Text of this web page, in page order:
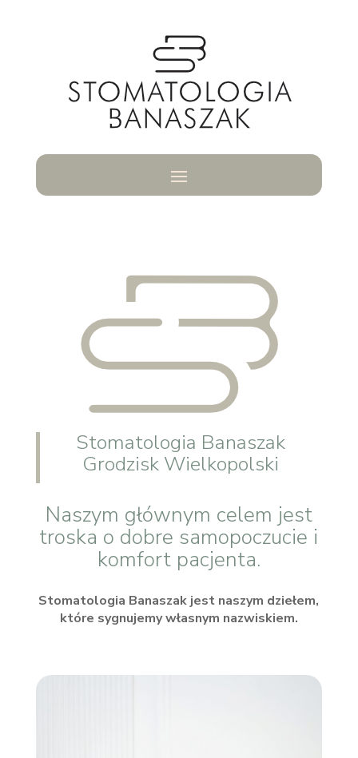
Stomatologia Banaszak
Grodzisk Wielkopolski
Naszym głównym celem jest
troska o dobre samopoczucie i
komfort pacjenta.
Stomatologia Banaszak jest naszym dziełem,
które sygnujemy własnym nazwiskiem.